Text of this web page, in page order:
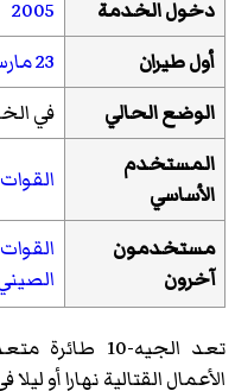
دخول الخدمة
2005
أول طيران
23 مارس
الوضع الحالي
في
المستخدم
الأساسي
مستخدمون
آخرون
تعد الجيه-
الأعمال القتالية نهارا أو